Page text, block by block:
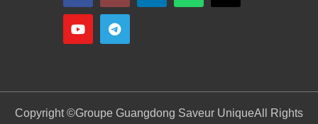
Copyright ©Groupe Guangdong Saveur UniqueAll Rights